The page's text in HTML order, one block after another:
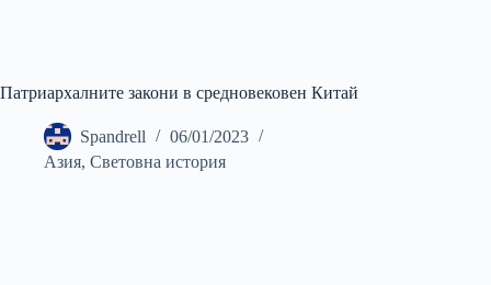
Патриархалните закони в средновековен Китай
Spandrell
06/01/2023
Азия, Световна история